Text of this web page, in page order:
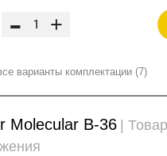
- +
варианты комплектации (7)
Molecular B-36 |